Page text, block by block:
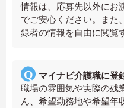
情報は、応募先以外にお
でご安心ください。また
録者の情報を自由に閲覧
マイナビ介護職に登
職場の雰囲気や実際の残
ん、希望勤務地や希望年